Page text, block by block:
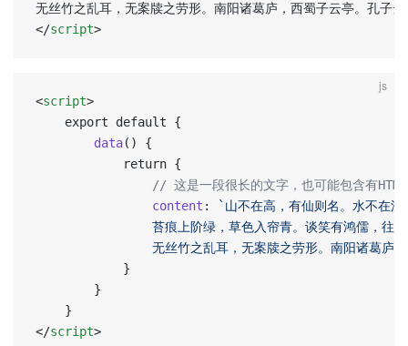
无丝竹之乱耳，无案牍之劳形。南阳诸葛庐，西蜀子云亭。孔
</script>
js
<script>
	export default {
		data
() {
			return {
// 这是一段很长的文字，也可能包含有
				content
:
`山不在高，有仙则名。水不在
苔痕上阶绿，草色入帘青。谈笑有鸿儒，
无丝竹之乱耳，无案牍之劳形。南阳诸葛
			}
		}
	}
</script>